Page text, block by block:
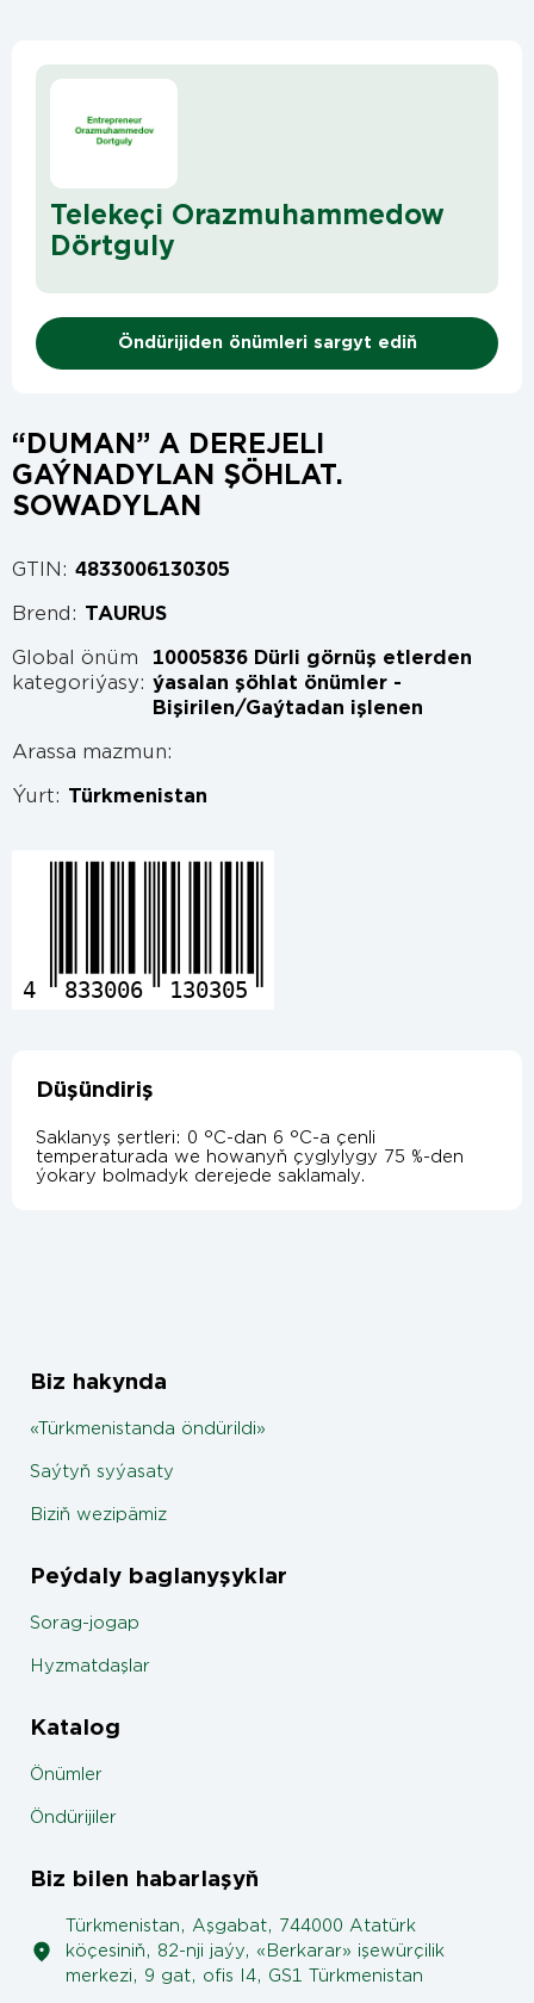
Telekeçi Orazmuhammedow
Dörtguly
Öndürijiden önümleri sargyt ediň
“DUMAN” A DEREJELI
GAÝNADYLAN ŞÖHLAT.
SOWADYLAN
GTIN: 4833006130305
Brend: TAURUS
Global önüm
kategoriýasy:
10005836 Dürli görnüş etlerden
ýasalan şöhlat önümler -
Bişirilen/Gaýtadan işlenen
Arassa mazmun:
Ýurt: Türkmenistan
4 833006 130305
Düşündiriş
Saklanyş şertleri: 0 °C-dan 6 °C-a çenli
temperaturada we howanyň çyglylygy 75 %-den
ýokary bolmadyk derejede saklamaly.
Biz hakynda
«Türkmenistanda öndürildi»
Saýtyň syýasaty
Biziň wezipämiz
Peýdaly baglanyşyklar
Sorag-jogap
Hyzmatdaşlar
Katalog
Önümler
Öndürijiler
Biz bilen habarlaşyň
Türkmenistan, Aşgabat, 744000 Atatürk
köçesiniň, 82-nji jaýy, «Berkarar» işewürçilik
merkezi, 9 gat, ofis I4, GS1 Türkmenistan